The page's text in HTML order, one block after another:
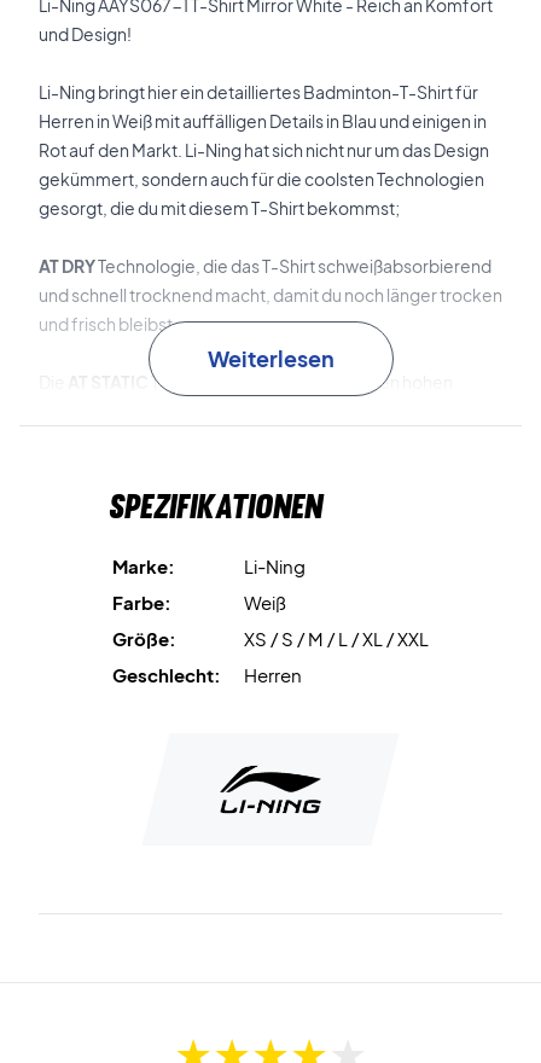
Li-Ning AAYS067-1 T-Shirt Mirror White - Reich an Komfort
und Design!
Li-Ning bringt hier ein detailliertes Badminton-T-Shirt für
Herren in Weiß mit auffälligen Details in Blau und einigen in
Rot auf den Markt. Li-Ning hat sich nicht nur um das Design
gekümmert, sondern auch für die coolsten Technologien
gesorgt, die du mit diesem T-Shirt bekommst;
AT DRYTechnologie, die das T-Shirt schweißabsorbierend
und schnell trocknend macht, damit du noch länger trocken
und frisch bleibst.
Technologie garantiert dir einen hohen
AT BACTERIA-Technologie reduziert den
Ansiedlung verhindert.
Li-Ning Badminton-T-Shirt für Herren - Eine coole
Ergänzung!
Li-Ning wird mit asiatischen Größen geliefert, die im
L = M (EU-Größe)
Weiterlesen
Spezifikationen
Marke:
Li-Ning
Farbe:
Weiß
Größe:
XS / S / M / L / XL / XXL
Geschlecht:
Herren